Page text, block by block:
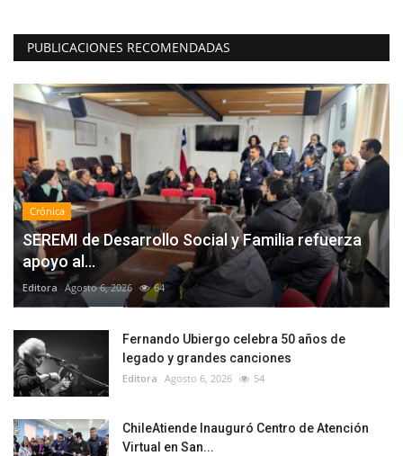
PUBLICACIONES RECOMENDADAS
Crónica
SEREMI de Desarrollo Social y Familia refuerza
apoyo al...
Editora Agosto 6, 2026 64
Fernando Ubiergo celebra 50 años de
legado y grandes canciones
Editora Agosto 6, 2026 54
ChileAtiende Inauguró Centro de Atención
Virtual en San...